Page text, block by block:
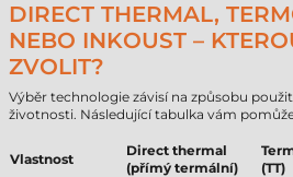
DIRECT THERMAL,
NEBO INKOUST –
ZVOLIT?
Výběr technologie závisí na způsobu
životnosti. Následující tabulka vám
Vlastnost
Direct thermal
(přímý termální)
(TT)